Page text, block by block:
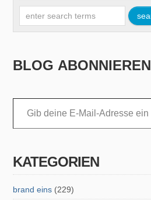
BLOG ABONNIEREN
Gib deine E-Mail-Adresse ein ...
KATEGORIEN
brand eins (229)